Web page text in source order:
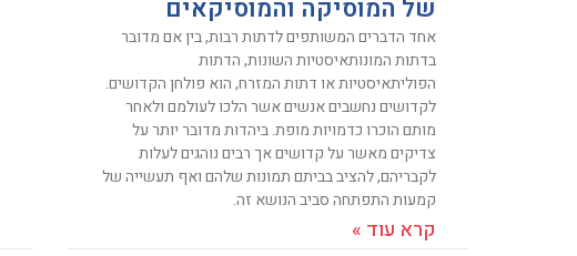
של המוסיקה והמוסיקאים
אחד הדברים המשותפים לדתות רבות, בין אם מדובר
בדתות המונותאיסטיות השונות, הדתות
הפוליתאיסטיות או דתות המזרח, הוא פולחן הקדושים.
לקדושים נחשבים אנשים אשר הלכו לעולמם ולאחר
מותם הוכרו כדמויות מופת. ביהדות מדובר יותר על
צדיקים מאשר על קדושים אך רבים נוהגים לעלות
לקבריהם, להציב בביתם תמונות שלהם ואף תעשייה של
קמעות התפתחה סביב הנושא זה.
קרא עוד »